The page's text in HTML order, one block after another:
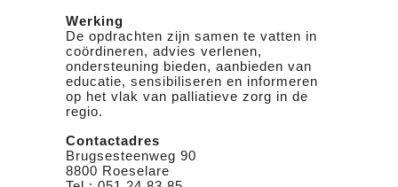
Werking
De opdrachten zijn samen te vatten in
coördineren, advies verlenen,
ondersteuning bieden, aanbieden van
educatie, sensibiliseren en informeren
op het vlak van palliatieve zorg in de
regio.
Contactadres
Brugsesteenweg 90
8800 Roeselare